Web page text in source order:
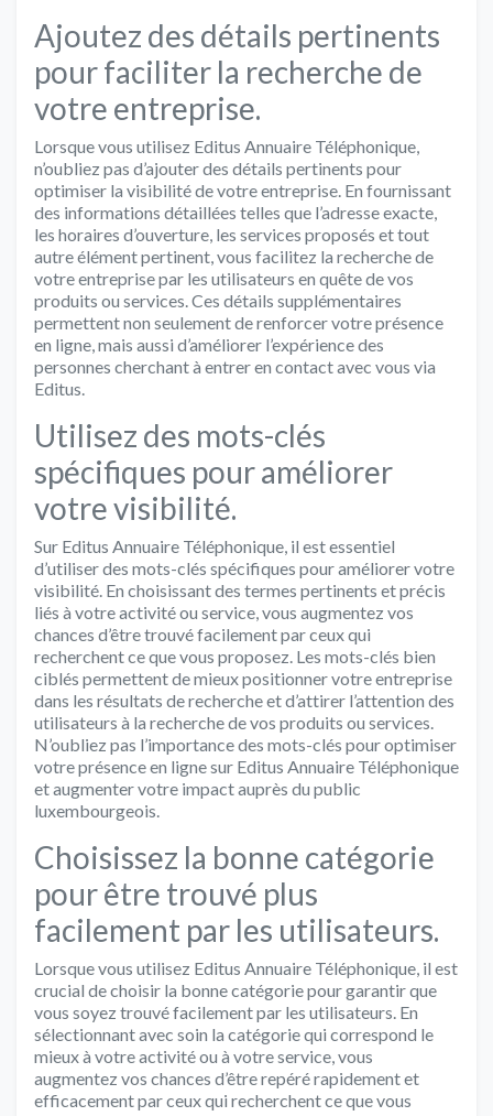
Ajoutez des détails pertinents
pour faciliter la recherche de
votre entreprise.
Lorsque vous utilisez Editus Annuaire Téléphonique,
n’oubliez pas d’ajouter des détails pertinents pour
optimiser la visibilité de votre entreprise. En fournissant
des informations détaillées telles que l’adresse exacte,
les horaires d’ouverture, les services proposés et tout
autre élément pertinent, vous facilitez la recherche de
votre entreprise par les utilisateurs en quête de vos
produits ou services. Ces détails supplémentaires
permettent non seulement de renforcer votre présence
en ligne, mais aussi d’améliorer l’expérience des
personnes cherchant à entrer en contact avec vous via
Editus.
Utilisez des mots-clés
spécifiques pour améliorer
votre visibilité.
Sur Editus Annuaire Téléphonique, il est essentiel
d’utiliser des mots-clés spécifiques pour améliorer votre
visibilité. En choisissant des termes pertinents et précis
liés à votre activité ou service, vous augmentez vos
chances d’être trouvé facilement par ceux qui
recherchent ce que vous proposez. Les mots-clés bien
ciblés permettent de mieux positionner votre entreprise
dans les résultats de recherche et d’attirer l’attention des
utilisateurs à la recherche de vos produits ou services.
N’oubliez pas l’importance des mots-clés pour optimiser
votre présence en ligne sur Editus Annuaire Téléphonique
et augmenter votre impact auprès du public
luxembourgeois.
Choisissez la bonne catégorie
pour être trouvé plus
facilement par les utilisateurs.
Lorsque vous utilisez Editus Annuaire Téléphonique, il est
crucial de choisir la bonne catégorie pour garantir que
vous soyez trouvé facilement par les utilisateurs. En
sélectionnant avec soin la catégorie qui correspond le
mieux à votre activité ou à votre service, vous
augmentez vos chances d’être repéré rapidement et
efficacement par ceux qui recherchent ce que vous